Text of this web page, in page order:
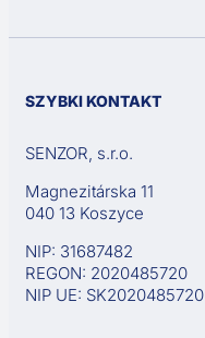
SZYBKI KONTAKT
SENZOR, s.r.o.
Magnezitárska 11
040 13 Koszyce
NIP: 31687482
REGON: 2020485720
NIP UE: SK2020485720